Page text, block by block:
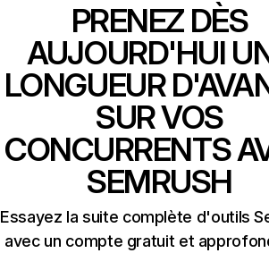
PRENEZ DÈS
AUJOURD'HUI
LONGUEUR
SUR VOS
CONCURRENTS
SEMRUSH
Essayez la suite complète d'outils
avec un compte gratuit et